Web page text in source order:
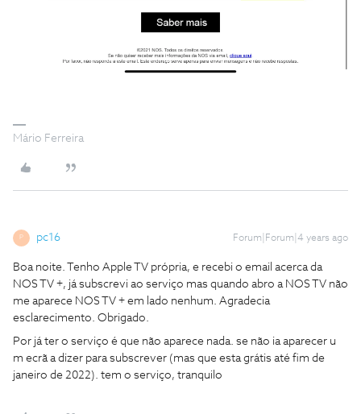
Mário Ferreira
P pc16 Forum|Forum|4 years ago
Boa noite. Tenho Apple TV própria, e recebi o email acerca da
NOS TV +, já subscrevi ao serviço mas quando abro a NOS TV não
me aparece NOS TV + em lado nenhum. Agradecia
esclarecimento. Obrigado.
Por já ter o serviço é que não aparece nada. se não ia aparecer u
m ecrã a dizer para subscrever (mas que esta grátis até fim de
janeiro de 2022). tem o serviço, tranquilo